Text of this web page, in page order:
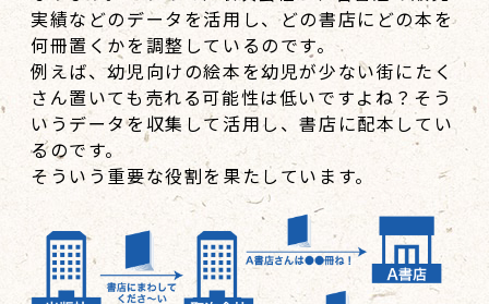
実績などのデータを活用し、どの書店にどの本を
何冊置くかを調整しているのです。
例えば、幼児向けの絵本を幼児が少ない街にたく
さん置いても売れる可能性は低いですよね？そう
いうデータを収集して活用し、書店に配本してい
るのです。
そういう重要な役割を果たしています。